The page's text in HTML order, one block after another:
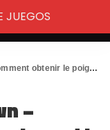
| Guide de l’arme de poing automatique
–
JUEGOS